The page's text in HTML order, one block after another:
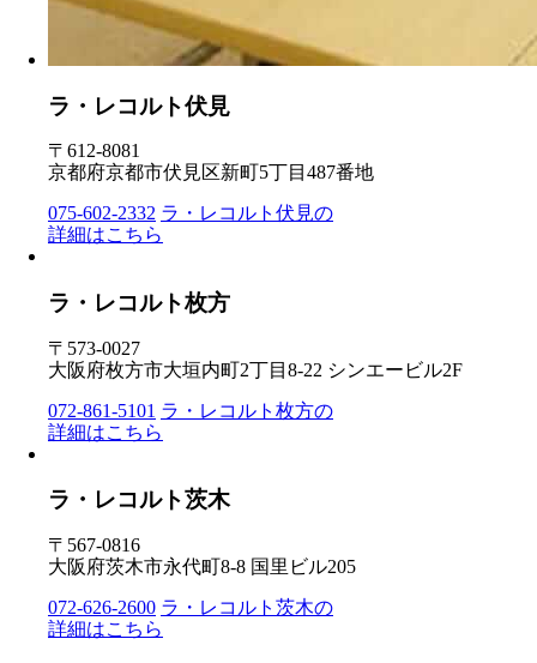
ラ・レコルト伏見
〒612-8081
京都府京都市伏見区新町5丁目487番地
075-602-2332 ラ・レコルト伏見の
詳細はこちら
ラ・レコルト枚方
〒573-0027
大阪府枚方市大垣内町2丁目8-22 シンエービル2F
072-861-5101 ラ・レコルト枚方の
詳細はこちら
ラ・レコルト茨木
〒567-0816
大阪府茨木市永代町8-8 国里ビル205
072-626-2600 ラ・レコルト茨木の
詳細はこちら